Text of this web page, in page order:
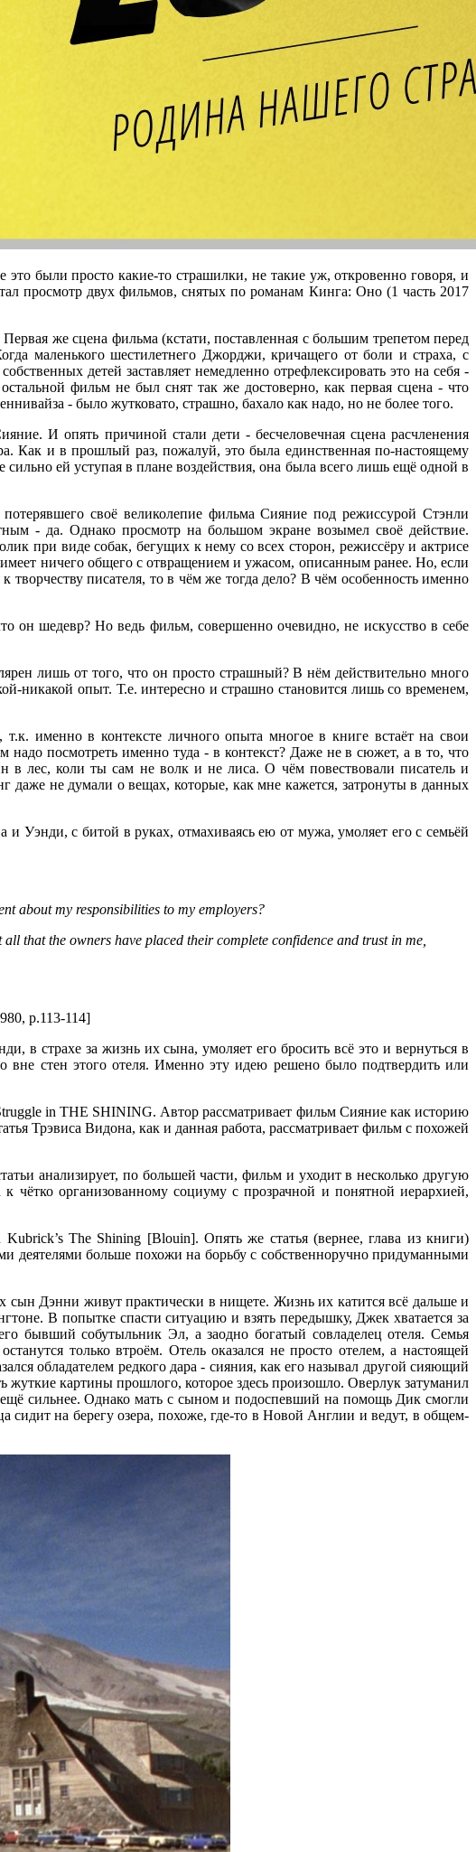
были просто какие-то страшилки, не такие уж, откровенно говоря, и
просмотр двух фильмов, снятых по романам Кинга: Оно (1 часть 2017
же сцена фильма (кстати, поставленная с большим трепетом перед
маленького шестилетнего Джорджи, кричащего от боли и страха, с
детей заставляет немедленно отрефлексировать это на себя -
фильм не был снят так же достоверно, как первая сцена - что
- было жутковато, страшно, бахало как надо, но не более того.
И опять причиной стали дети - бесчеловечная сцена расчленения
Как и в прошлый раз, пожалуй, это была единственная по-настоящему
ей уступая в плане воздействия, она была всего лишь ещё одной в
своё великолепие фильма Сияние под режиссурой Стэнли
- да. Однако просмотр на большом экране возымел своё действие.
при виде собак, бегущих к нему со всех сторон, режиссёру и актрисе
ничего общего с отвращением и ужасом, описанным ранее. Но, если
писателя, то в чём же тогда дело? В чём особенность именно
он шедевр? Но ведь фильм, совершенно очевидно, не искусство в себе
лишь от того, что он просто страшный? В нём действительно много
никакой опыт. Т.е. интересно и страшно становится лишь со временем,
именно в контексте личного опыта многое в книге встаёт на свои
посмотреть именно туда - в контекст? Даже не в сюжет, а в то, что
в лес, коли ты сам не волк и не лиса. О чём повествовали писатель и
даже не думали о вещах, которые, как мне кажется, затронуты в данных
и Уэнди, с битой в руках, отмахиваясь ею от мужа, умоляет его с семьёй
about my responsibilities to my employers?
that the owners have placed their complete confidence and trust in me,
p.113-114]
в страхе за жизнь их сына, умоляет его бросить всё это и вернуться в
стен этого отеля. Именно эту идею решено было подтвердить или
in THE SHINING. Автор рассматривает фильм Сияние как историю
Трэвиса Видона, как и данная работа, рассматривает фильм с похожей
анализирует, по большей части, фильм и уходит в несколько другую
организованному социуму с прозрачной и понятной иерархией,
The Shining [Blouin]. Опять же статья (вернее, глава из книги)
деятелями больше похожи на борьбу с собственноручно придуманными
Дэнни живут практически в нищете. Жизнь их катится всё дальше и
В попытке спасти ситуацию и взять передышку, Джек хватается за
бывший собутыльник Эл, а заодно богатый совладелец отеля. Семья
только втроём. Отель оказался не просто отелем, а настоящей
обладателем редкого дара - сияния, как его называл другой сияющий
жуткие картины прошлого, которое здесь произошло. Оверлук затуманил
сильнее. Однако мать с сыном и подоспевший на помощь Дик смогли
сидит на берегу озера, похоже, где-то в Новой Англии и ведут, в общем-